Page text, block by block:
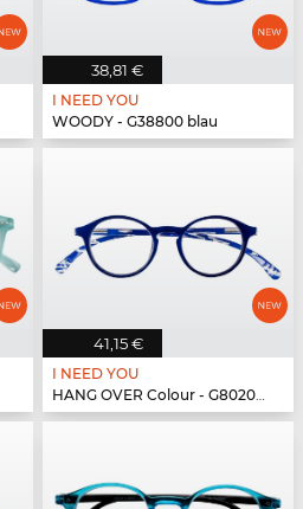
38,81 €
I NEED YOU
WOODY - G38800 blau
41,15 €
I NEED YOU
HANG OVER Colour - G80200 blau